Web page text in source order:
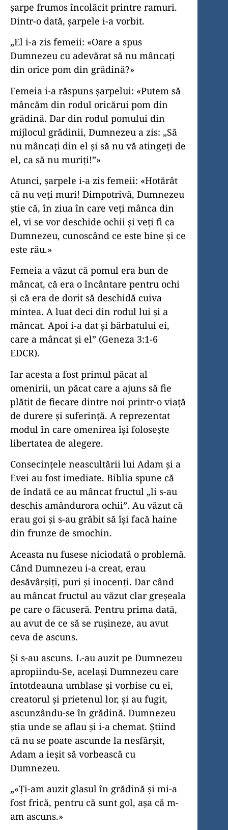
șarpe frumos încolăcit printre ramuri.
Dintr-o dată, șarpele i-a vorbit.
„El i-a zis femeii: «Oare a spus
Dumnezeu cu adevărat să nu mâncați
din orice pom din grădină?»
Femeia i-a răspuns șarpelui: «Putem să
mâncăm din rodul oricărui pom din
grădină. Dar din rodul pomului din
mijlocul grădinii, Dumnezeu a zis: „Să
nu mâncați din el și să nu vă atingeți de
el, ca să nu muriți!”»
Atunci, șarpele i-a zis femeii: «Hotărât
că nu veți muri! Dimpotrivă, Dumnezeu
știe că, în ziua în care veți mânca din
el, vi se vor deschide ochii și veți fi ca
Dumnezeu, cunoscând ce este bine și ce
este rău.»
Femeia a văzut că pomul era bun de
mâncat, că era o încântare pentru ochi
și că era de dorit să deschidă cuiva
mintea. A luat deci din rodul lui și a
mâncat. Apoi i-a dat și bărbatului ei,
care a mâncat și el” (Geneza 3:1-6
EDCR).
Iar acesta a fost primul păcat al
omenirii, un păcat care a ajuns să fie
plătit de fiecare dintre noi printr-o viață
de durere și suferință. A reprezentat
modul în care omenirea își folosește
libertatea de alegere.
Consecințele neascultării lui Adam și a
Evei au fost imediate. Biblia spune că
de îndată ce au mâncat fructul „li s-au
deschis amândurora ochii”. Au văzut că
erau goi și s-au grăbit să își facă haine
din frunze de smochin.
Aceasta nu fusese niciodată o problemă.
Când Dumnezeu i-a creat, erau
desăvârșiți, puri și inocenți. Dar când
au mâncat fructul au văzut clar greșeala
pe care o făcuseră. Pentru prima dată,
au avut de ce să se rușineze, au avut
ceva de ascuns.
Și s-au ascuns. L-au auzit pe Dumnezeu
apropiindu-Se, același Dumnezeu care
întotdeauna umblase și vorbise cu ei,
creatorul și prietenul lor, și au fugit,
ascunzându-se în grădină. Dumnezeu
știa unde se aflau și i-a chemat. Știind
că nu se poate ascunde la nesfârșit,
Adam a ieșit să vorbească cu
Dumnezeu.
„«Ți-am auzit glasul în grădină și mi-a
fost frică, pentru că sunt gol, așa că m-
am ascuns.»